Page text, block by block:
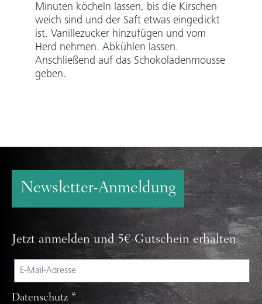
Minuten köcheln lassen, bis die Kirschen
weich sind und der Saft etwas eingedickt
ist. Vanillezucker hinzufügen und vom
Herd nehmen. Abkühlen lassen.
Anschließend auf das Schokoladenmousse
geben.
Newsletter-Anmeldung
Jetzt anmelden und 5€-Gutschein erhalten.
Datenschutz *